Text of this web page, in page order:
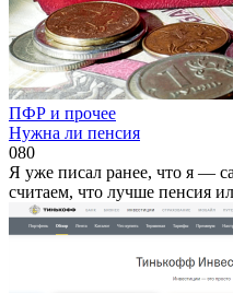
ПФР и прочее
Нужна ли пенсия
080
Я уже писал ранее, что я —
считаем, что лучше пенсия